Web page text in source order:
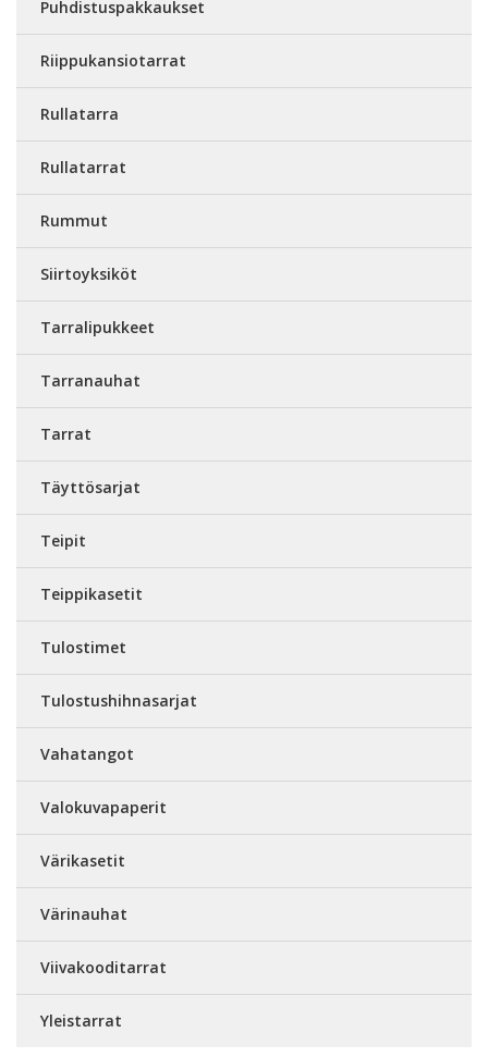
Puhdistuspakkaukset
Riippukansiotarrat
Rullatarra
Rullatarrat
Rummut
Siirtoyksiköt
Tarralipukkeet
Tarranauhat
Tarrat
Täyttösarjat
Teipit
Teippikasetit
Tulostimet
Tulostushihnasarjat
Vahatangot
Valokuvapaperit
Värikasetit
Värinauhat
Viivakooditarrat
Yleistarrat